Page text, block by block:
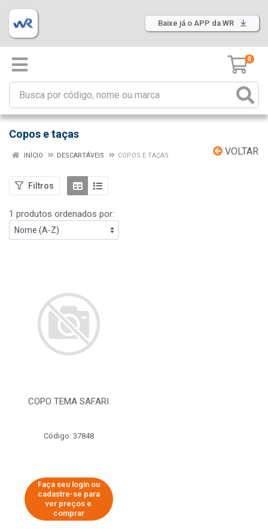
Baixe já o APP da WR
0
Copos e taças
VOLTAR
INÍCIO DESCARTÁVEIS COPOS E TAÇAS
Filtros
1 produtos ordenados por:
COPO TEMA SAFARI
Código: 37848
Faça seu login ou
cadastre-se para
ver preços e
comprar